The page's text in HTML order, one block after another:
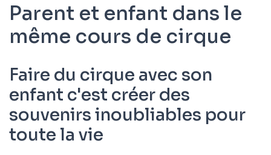
Parent et enfant dans le
même cours de cirque
Faire du cirque avec son
enfant c'est créer des
souvenirs inoubliables pour
toute la vie